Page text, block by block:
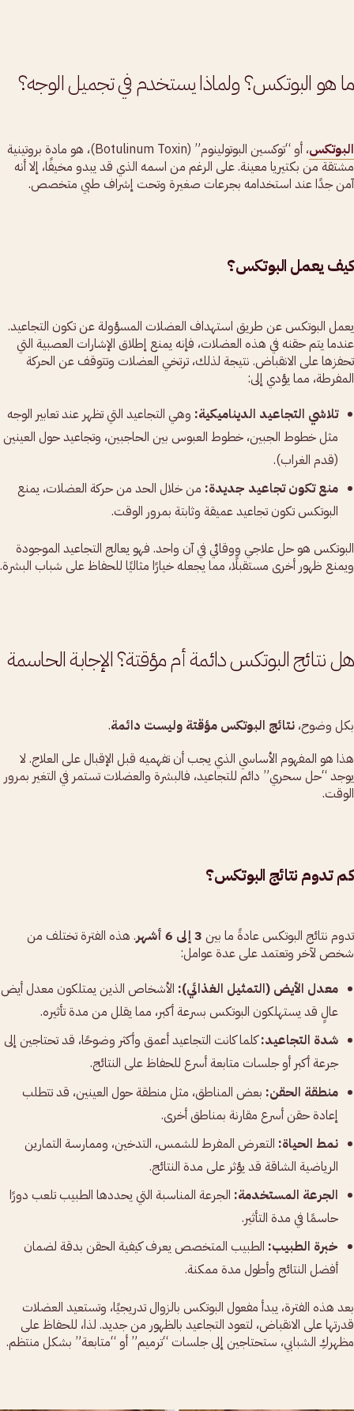
ما هو البوتكس؟ ولماذا يستخدم في تجميل الوجه؟
البوتكس
، أو “توكسين البوتولينوم” (Botulinum Toxin)، هو مادة بروتينية
مشتقة من بكتيريا معينة. على الرغم من اسمه الذي قد يبدو مخيفًا، إلا أنه
آمن جدًا عند استخدامه بجرعات صغيرة وتحت إشراف طبي متخصص.
كيف يعمل البوتكس؟
يعمل البوتكس عن طريق استهداف العضلات المسؤولة عن تكون التجاعيد.
عندما يتم حقنه في هذه العضلات، فإنه يمنع إطلاق الإشارات العصبية التي
تحفزها على الانقباض. نتيجة لذلك، ترتخي العضلات وتتوقف عن الحركة
المفرطة، مما يؤدي إلى:
تلاشي التجاعيد الديناميكية: وهي التجاعيد التي تظهر عند تعابير الوجه
مثل خطوط الجبين، خطوط العبوس بين الحاجبين، وتجاعيد حول العينين
(قدم الغراب).
منع تكون تجاعيد جديدة: من خلال الحد من حركة العضلات، يمنع
البوتكس تكون تجاعيد عميقة وثابتة بمرور الوقت.
البوتكس هو حل علاجي ووقائي في آن واحد. فهو يعالج التجاعيد الموجودة
ويمنع ظهور أخرى مستقبلًا، مما يجعله خيارًا مثاليًا للحفاظ على شباب البشرة.
هل نتائج البوتكس دائمة أم مؤقتة؟ الإجابة الحاسمة
بكل وضوح، نتائج البوتكس مؤقتة وليست دائمة.
هذا هو المفهوم الأساسي الذي يجب أن تفهميه قبل الإقبال على العلاج. لا
يوجد “حل سحري” دائم للتجاعيد، فالبشرة والعضلات تستمر في التغير بمرور
الوقت.
كم تدوم نتائج البوتكس؟
تدوم نتائج البوتكس عادةً ما بين 3 إلى 6 أشهر
. هذه الفترة تختلف من
شخص لآخر وتعتمد على عدة عوامل:
معدل الأيض (التمثيل الغذائي): الأشخاص الذين يمتلكون معدل أيض
عالٍ قد يستهلكون البوتكس بسرعة أكبر، مما يقلل من مدة تأثيره.
شدة التجاعيد:كلما كانت التجاعيد أعمق وأكثر وضوحًا، قد تحتاجين إلى
جرعة أكبر أو جلسات متابعة أسرع للحفاظ على النتائج.
منطقة الحقن: بعض المناطق، مثل منطقة حول العينين، قد تتطلب
إعادة حقن أسرع مقارنة بمناطق أخرى.
نمط الحياة: التعرض المفرط للشمس، التدخين، وممارسة التمارين
الرياضية الشاقة قد يؤثر على مدة النتائج.
الجرعة المستخدمة: الجرعة المناسبة التي يحددها الطبيب تلعب دورًا
حاسمًا في مدة التأثير.
خبرة الطبيب: الطبيب المتخصص يعرف كيفية الحقن بدقة لضمان
أفضل النتائج وأطول مدة ممكنة.
بعد هذه الفترة، يبدأ مفعول البوتكس بالزوال تدريجيًا، وتستعيد العضلات
قدرتها على الانقباض، لتعود التجاعيد بالظهور من جديد. لذا، للحفاظ على
مظهركِ الشبابي، ستحتاجين إلى جلسات “ترميم” أو “متابعة” بشكل منتظم.